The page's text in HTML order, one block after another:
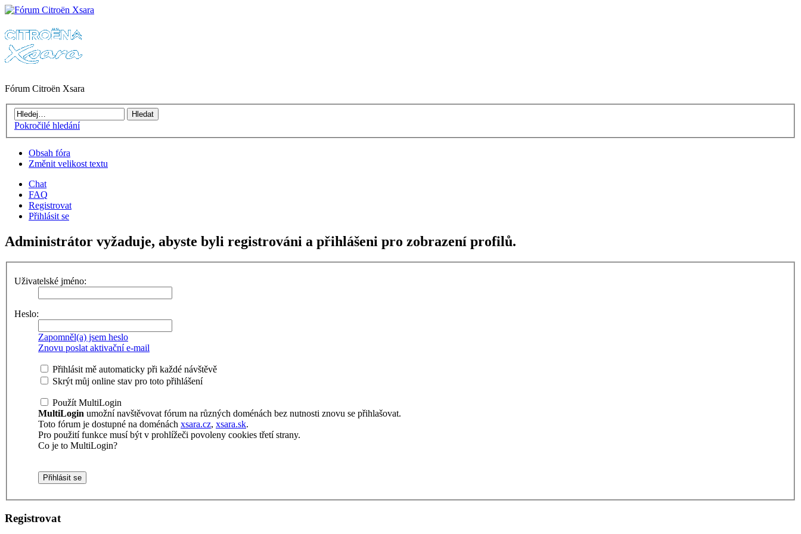
Fórum Citroën Xsara
Pokročilé hledání
Obsah fóra
Změnit velikost textu
Chat
FAQ
Registrovat
Přihlásit se
Administrátor vyžaduje, abyste byli registrováni a přihlášeni pro zobrazení profilů.
Uživatelské jméno:
Heslo:
Zapomněl(a) jsem heslo
Znovu poslat aktivační e-mail
Přihlásit mě automaticky při každé návštěvě
Skrýt můj online stav pro toto přihlášení
Použít MultiLogin
MultiLogin umožní navštěvovat fórum na různých doménách bez nutnosti znovu se přihlašovat.
Toto fórum je dostupné na doménách xsara.cz, xsara.sk.
Pro použití funkce musí být v prohlížeči povoleny cookies třetí strany.
Co je to MultiLogin?
Registrovat